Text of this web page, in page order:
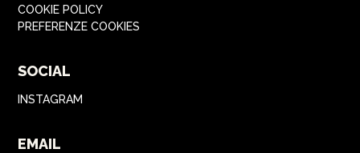
COOKIE POLICY
PREFERENZE COOKIES
SOCIAL
INSTAGRAM
EMAIL